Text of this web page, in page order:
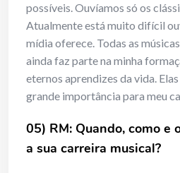
possíveis. Ouvíamos só os
Atualmente está muito difícil
mídia oferece. Todas as
ainda faz parte na minha
eternos aprendizes da vida.
grande importância para meu
05) RM: Quando, como e
a sua carreira musical?